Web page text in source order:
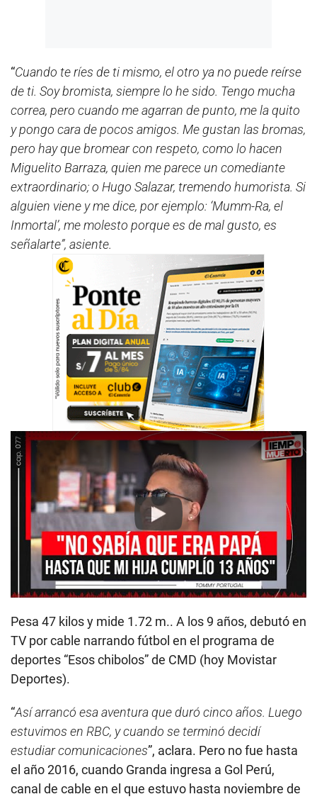
“Cuando te ríes de ti mismo, el otro ya no puede reírse
de ti. Soy bromista, siempre lo he sido. Tengo mucha
correa, pero cuando me agarran de punto, me la quito
y pongo cara de pocos amigos. Me gustan las bromas,
pero hay que bromear con respeto, como lo hacen
Miguelito Barraza, quien me parece un comediante
extraordinario; o Hugo Salazar, tremendo humorista. Si
alguien viene y me dice, por ejemplo: ‘Mumm-Ra, el
Inmortal’, me molesto porque es de mal gusto, es
señalarte”, asiente.
Play
Pesa 47 kilos y mide 1.72 m.. A los 9 años, debutó en
TV por cable narrando fútbol en el programa de
deportes “Esos chibolos” de CMD (hoy Movistar
Deportes).
“Así arrancó esa aventura que duró cinco años. Luego
estuvimos en RBC, y cuando se terminó decidí
estudiar comunicaciones”, aclara. Pero no fue hasta
el año 2016, cuando Granda ingresa a Gol Perú,
canal de cable en el que estuvo hasta noviembre de